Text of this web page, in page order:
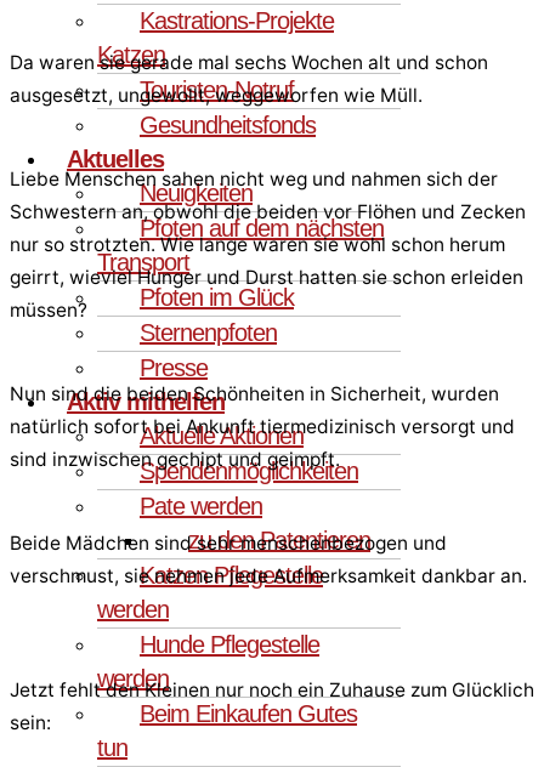
Kastrations-Projekte
Katzen
Touristen-Notruf
Gesundheitsfonds
Aktuelles
Neuigkeiten
Pfoten auf dem nächsten
Transport
Pfoten im Glück
Sternenpfoten
Presse
Aktiv mithelfen
Aktuelle Aktionen
Spendenmöglichkeiten
Pate werden
zu den Patentieren
Katzen Pflegestelle
werden
Hunde Pflegestelle
werden
Beim Einkaufen Gutes
tun
Da waren sie gerade mal sechs Wochen alt und schon
ausgesetzt, ungewollt, weggeworfen wie Müll.
Liebe Menschen sahen nicht weg und nahmen sich der
Schwestern an, obwohl die beiden vor Flöhen und Zecken
nur so strotzten. Wie lange waren sie wohl schon herum
geirrt, wieviel Hunger und Durst hatten sie schon erleiden
müssen?
Nun sind die beiden Schönheiten in Sicherheit, wurden
natürlich sofort bei Ankunft tiermedizinisch versorgt und
sind inzwischen gechipt und geimpft.
Beide Mädchen sind sehr menschenbezogen und
verschmust, sie nehmen jede Aufmerksamkeit dankbar an.
Jetzt fehlt den Kleinen nur noch ein Zuhause zum Glücklich
sein: